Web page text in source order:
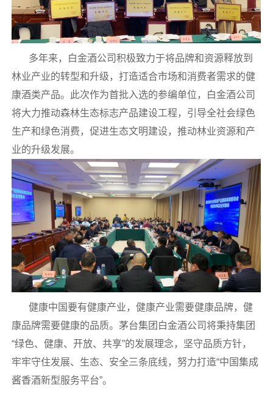
多年来，白金酒公司积极致力于将品牌和资源释放到
林业产业的转型和升级，打造适合市场和消费者需求的健
康酒类产品。此次作为首批入选的参编单位，白金酒公司
将大力推动森林生态标志产品建设工程，引导全社会绿色
生产和绿色消费，促进生态文明建设，推动林业资源和产
业的升级发展。
健康中国要有健康产业，健康产业需要健康品牌，健
康品牌需要健康的品质。茅台集团白金酒公司将秉持集团
“绿色、健康、开放、共享”的发展理念，坚守品质方针，
牢牢守住发展、生态、安全三条底线，努力打造“中国集成
酱香酒新型服务平台”。